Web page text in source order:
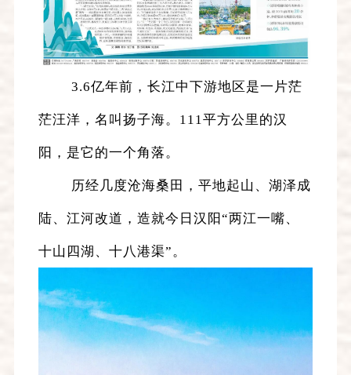
3.6亿年前，长江中下游地区是一片茫
茫汪洋，名叫扬子海。111平方公里的汉
阳，是它的一个角落。
历经几度沧海桑田，平地起山、湖泽成
陆、江河改道，造就今日汉阳“两江一嘴、
十山四湖、十八港渠”。